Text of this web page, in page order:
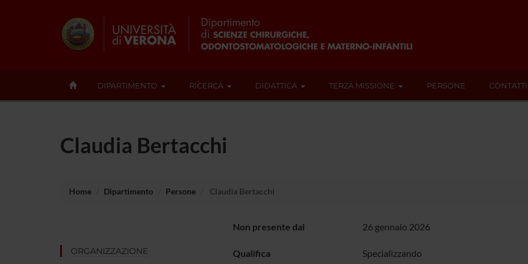
DIPARTIMENTO RICERCA DIDATTICA TERZA MISSIONE PERSONE CONTATTI
Claudia Bertacchi
Home Dipartimento Persone Claudia Bertacchi
ORGANIZZAZIONE
Non presente dal 26 gennaio 2026
Qualifica Specializzando